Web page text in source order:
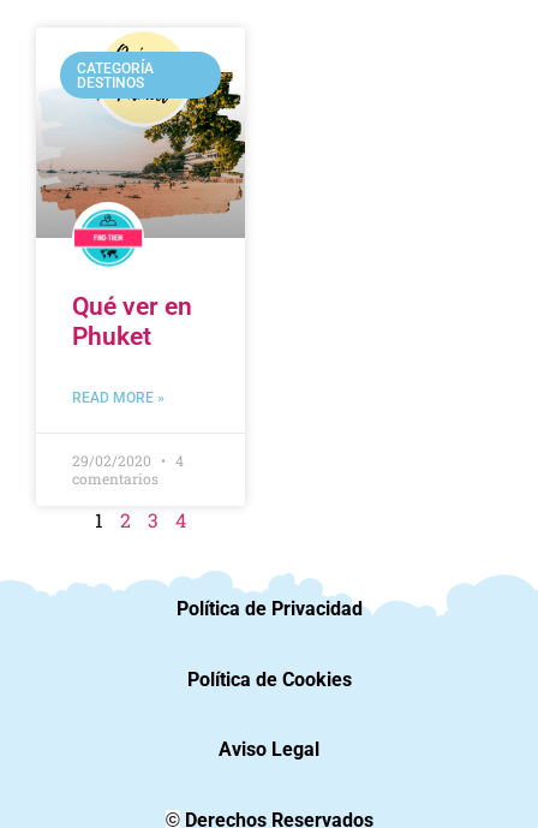
CATEGORÍA
DESTINOS
Qué ver en
Phuket
READ MORE »
29/02/2020
4
comentarios
1 2 3 4
Política de Privacidad
Política de Cookies
Aviso Legal
©Derechos Reservados